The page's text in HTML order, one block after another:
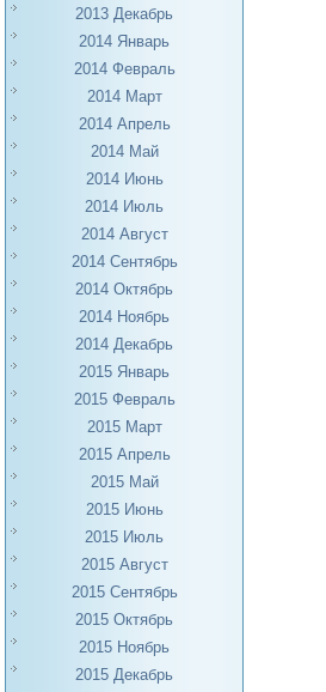
2013 Декабрь
2014 Январь
2014 Февраль
2014 Март
2014 Апрель
2014 Май
2014 Июнь
2014 Июль
2014 Август
2014 Сентябрь
2014 Октябрь
2014 Ноябрь
2014 Декабрь
2015 Январь
2015 Февраль
2015 Март
2015 Апрель
2015 Май
2015 Июнь
2015 Июль
2015 Август
2015 Сентябрь
2015 Октябрь
2015 Ноябрь
2015 Декабрь